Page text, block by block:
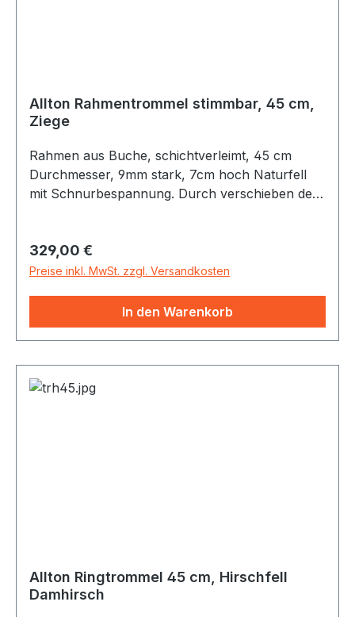
Allton Rahmentrommel stimmbar, 45 cm,
Ziege
Rahmen aus Buche, schichtverleimt, 45 cm
Durchmesser, 9mm stark, 7cm hoch Naturfell
mit Schnurbespannung. Durch verschieben der
Regulärer Preis:
329,00 €
Preise inkl. MwSt. zzgl. Versandkosten
In den Warenkorb
Allton Ringtrommel 45 cm, Hirschfell
Damhirsch